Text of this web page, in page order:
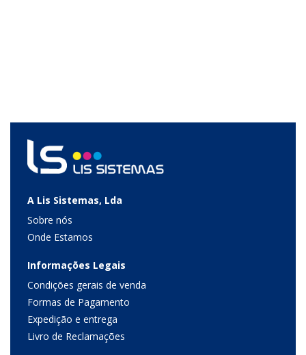
A Lis Sistemas, Lda
Sobre nós
Onde Estamos
Informações Legais
Condições gerais de venda
Formas de Pagamento
Expedição e entrega
Livro de Reclamações